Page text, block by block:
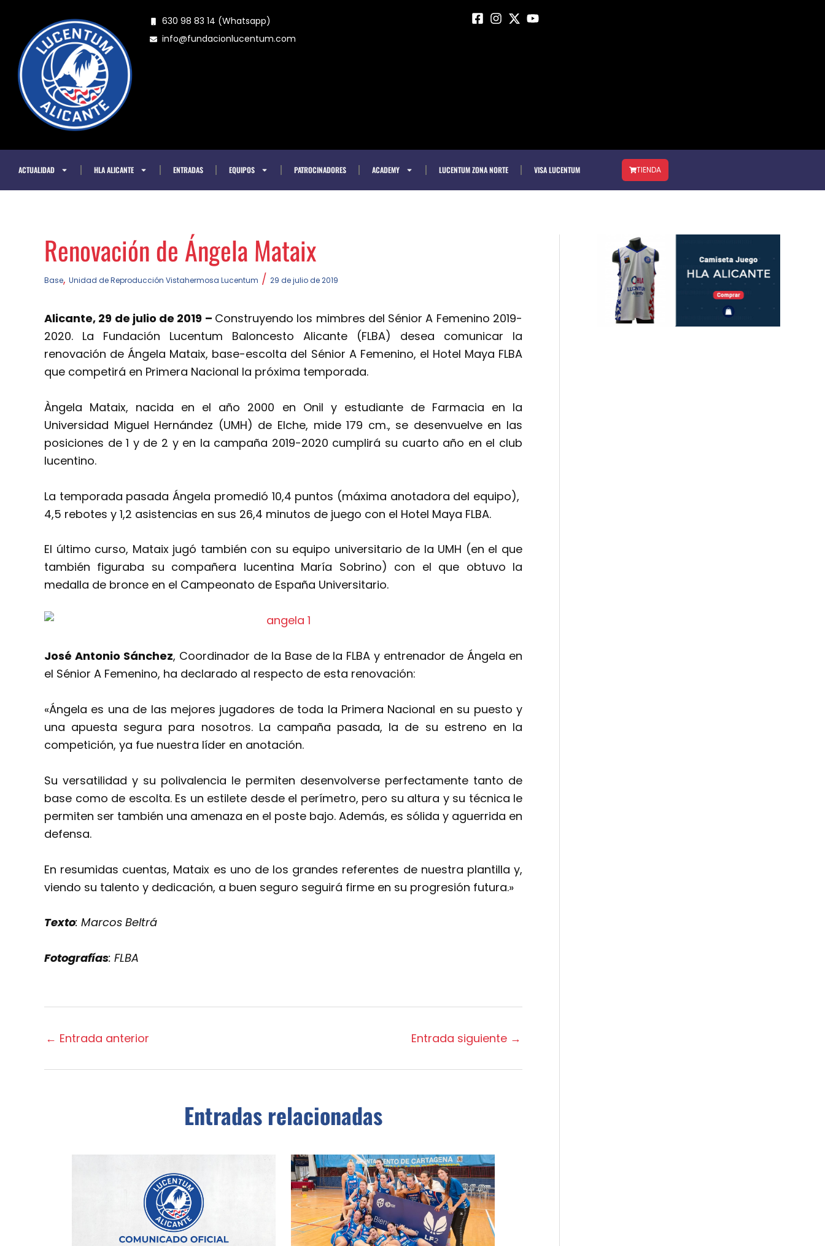
contenido
630 98 83 14 (Whatsapp)
info@fundacionlucentum.com
ACTUALIDAD HLA ALICANTE ENTRADAS EQUIPOS PATROCINADORES ACADEMY LUCENTUM ZONA NORTE VISA LUCENTUM TIENDA
Renovación de Ángela Mataix
Base, Unidad de Reproducción Vistahermosa Lucentum / 29 de julio de 2019
Alicante, 29 de julio de 2019 – Construyendo los mimbres del Sénior A Femenino 2019-
2020. La Fundación Lucentum Baloncesto Alicante (FLBA) desea comunicar la
renovación de Ángela Mataix, base-escolta del Sénior A Femenino, el Hotel Maya FLBA
que competirá en Primera Nacional la próxima temporada.
Àngela Mataix, nacida en el año 2000 en Onil y estudiante de Farmacia en la
Universidad Miguel Hernández (UMH) de Elche, mide 179 cm., se desenvuelve en las
posiciones de 1 y de 2 y en la campaña 2019-2020 cumplirá su cuarto año en el club
lucentino.
La temporada pasada Ángela promedió 10,4 puntos (máxima anotadora del equipo),
4,5 rebotes y 1,2 asistencias en sus 26,4 minutos de juego con el Hotel Maya FLBA.
El último curso, Mataix jugó también con su equipo universitario de la UMH (en el que
también figuraba su compañera lucentina María Sobrino) con el que obtuvo la
medalla de bronce en el Campeonato de España Universitario.
José Antonio Sánchez, Coordinador de la Base de la FLBA y entrenador de Ángela en
el Sénior A Femenino, ha declarado al respecto de esta renovación:
«Ángela es una de las mejores jugadores de toda la Primera Nacional en su puesto y
una apuesta segura para nosotros. La campaña pasada, la de su estreno en la
competición, ya fue nuestra líder en anotación.
Su versatilidad y su polivalencia le permiten desenvolverse perfectamente tanto de
base como de escolta. Es un estilete desde el perímetro, pero su altura y su técnica le
permiten ser también una amenaza en el poste bajo. Además, es sólida y aguerrida en
defensa.
En resumidas cuentas, Mataix es uno de los grandes referentes de nuestra plantilla y,
viendo su talento y dedicación, a buen seguro seguirá firme en su progresión futura.»
Texto: Marcos Beltrá
Fotografías: FLBA
← Entrada anterior Entrada siguiente →
Entradas relacionadas